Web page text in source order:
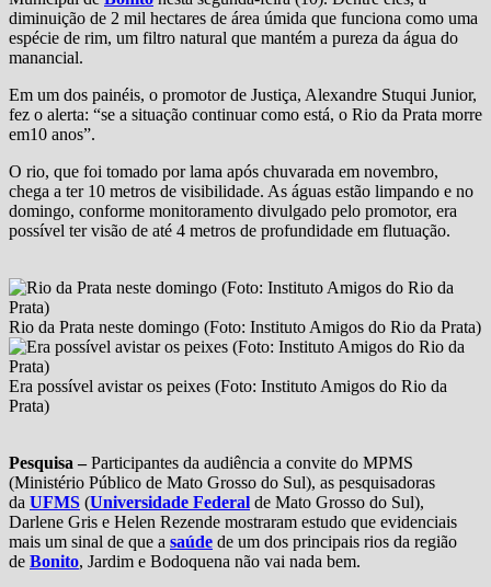
diminuição de 2 mil hectares de área úmida que funciona como uma
espécie de rim, um filtro natural que mantém a pureza da água do
manancial.
Em um dos painéis, o promotor de Justiça, Alexandre Stuqui Junior,
fez o alerta: “se a situação continuar como está, o Rio da Prata morre
em10 anos”.
O rio, que foi tomado por lama após chuvarada em novembro,
chega a ter 10 metros de visibilidade. As águas estão limpando e no
domingo, conforme monitoramento divulgado pelo promotor, era
possível ter visão de até 4 metros de profundidade em flutuação.
Rio da Prata neste domingo (Foto: Instituto Amigos do Rio da Prata)
Era possível avistar os peixes (Foto: Instituto Amigos do Rio da
Prata)
Pesquisa –Participantes da audiência a convite do MPMS
(Ministério Público de Mato Grosso do Sul), as pesquisadoras
da UFMS (Universidade Federal de Mato Grosso do Sul),
Darlene Gris e Helen Rezende mostraram estudo que evidenciais
mais um sinal de que a saúde de um dos principais rios da região
de Bonito, Jardim e Bodoquena não vai nada bem.